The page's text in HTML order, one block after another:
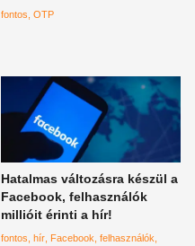
fontos OTP
Hatalmas változásra készül a
Facebook, felhasználók
millióit érinti a hír!
fontos hír Facebook felhasználók